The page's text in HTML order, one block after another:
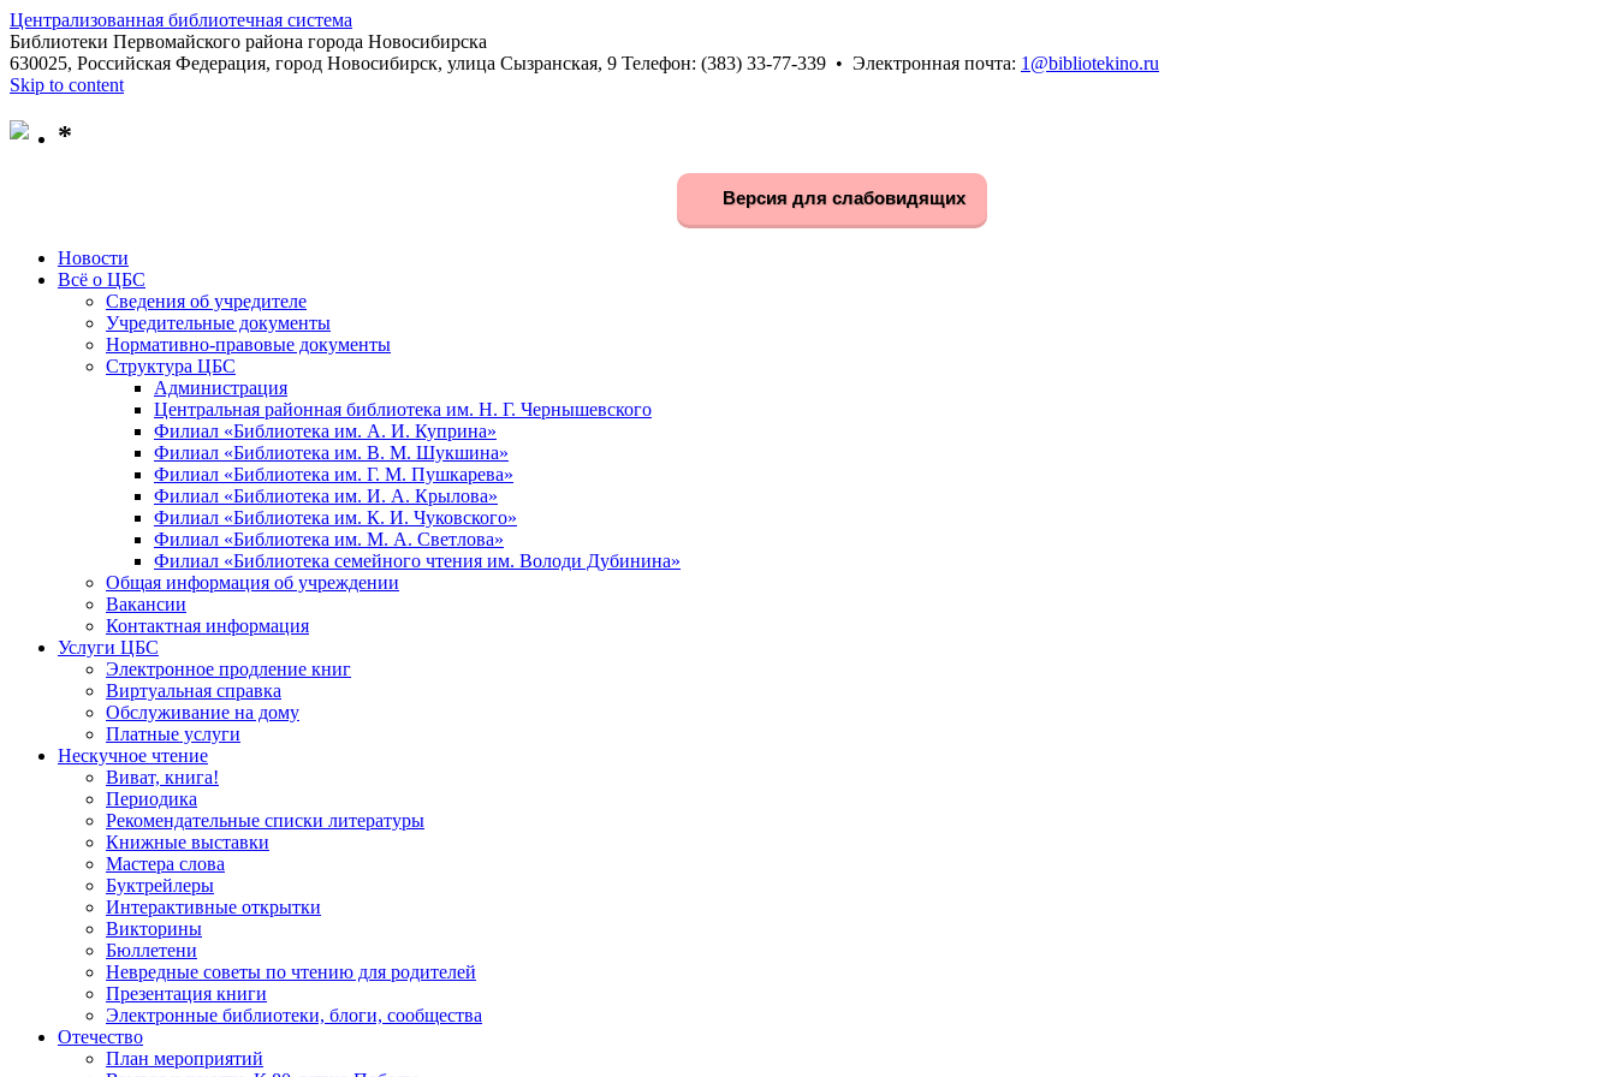
Централизованная библиотечная система
Библиотеки Первомайского района города Новосибирска
630025, Российская Федерация, город Новосибирск, улица Сызранская, 9 Телефон: (383) 33-77-339 • Электронная почта: 1@bibliotekino.ru
Skip to content
*
Версия для слабовидящих
Новости
Всё о ЦБС
Сведения об учредителе
Учредительные документы
Нормативно-правовые документы
Структура ЦБС
Администрация
Центральная районная библиотека им. Н. Г. Чернышевского
Филиал «Библиотека им. А. И. Куприна»
Филиал «Библиотека им. В. М. Шукшина»
Филиал «Библиотека им. Г. М. Пушкарева»
Филиал «Библиотека им. И. А. Крылова»
Филиал «Библиотека им. К. И. Чуковского»
Филиал «Библиотека им. М. А. Светлова»
Филиал «Библиотека семейного чтения им. Володи Дубинина»
Общая информация об учреждении
Вакансии
Контактная информация
Услуги ЦБС
Электронное продление книг
Виртуальная справка
Обслуживание на дому
Платные услуги
Нескучное чтение
Виват, книга!
Периодика
Рекомендательные списки литературы
Книжные выставки
Мастера слова
Буктрейлеры
Интерактивные открытки
Викторины
Бюллетени
Невредные советы по чтению для родителей
Презентация книги
Электронные библиотеки, блоги, сообщества
Отечество
План мероприятий